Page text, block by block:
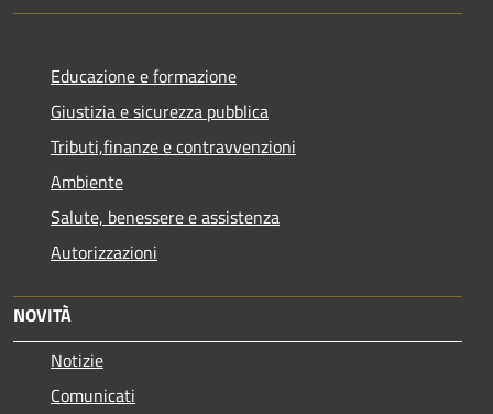
Educazione e formazione
Giustizia e sicurezza pubblica
Tributi,finanze e contravvenzioni
Ambiente
Salute, benessere e assistenza
Autorizzazioni
NOVITÀ
Notizie
Comunicati